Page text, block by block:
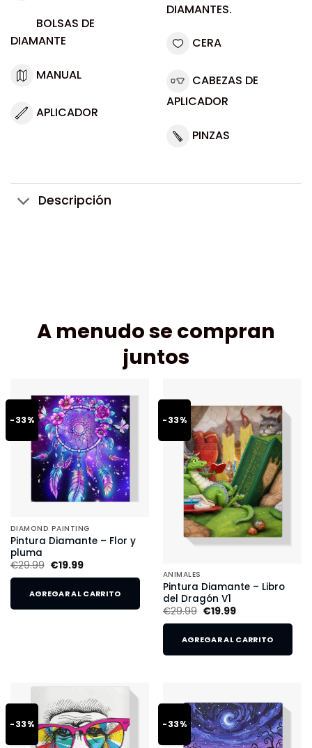
BOLSAS DE
DIAMANTE
MANUAL
APLICADOR
DIAMANTES.
CERA
CABEZAS DE
APLICADOR
PINZAS
Descripción
A menudo se compran
juntos
-33%
DIAMOND PAINTING
Pintura Diamante – Flor y
pluma
€29.99 €19.99
AGREGAR AL CARRITO
-33%
ANIMALES
Pintura Diamante – Libro
del Dragón V1
€29.99 €19.99
AGREGAR AL CARRITO
-33% -33%